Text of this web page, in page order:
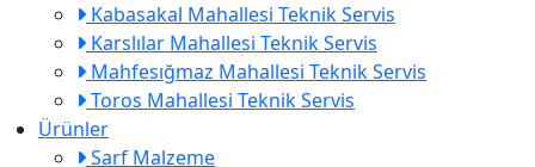
Kabasakal Mahallesi Teknik Servis
Karslılar Mahallesi Teknik Servis
Mahfesığmaz Mahallesi Teknik Servis
Toros Mahallesi Teknik Servis
Ürünler
Sarf Malzeme